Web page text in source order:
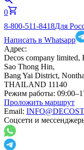
0
8-800-511-8418Для
Написать в Whatsapp
Адрес:
Decos company limited,
Sao Thong Hin,
Bang Yai District,
THAILAND 11140
Режим работы:
Проложить маршрут
Email:
Соцсети и